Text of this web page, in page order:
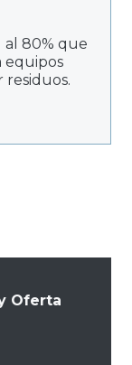
al 80% que
equipos
residuos.
Oferta